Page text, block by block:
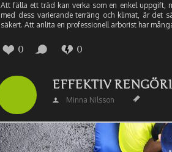
Att fälla ett träd kan verka som en enkel uppgift,
med dess varierande terräng och klimat, är det
säkert. Att anlita en professionell arborist har
0 0
EFFEKTIV
Minna Nilsson